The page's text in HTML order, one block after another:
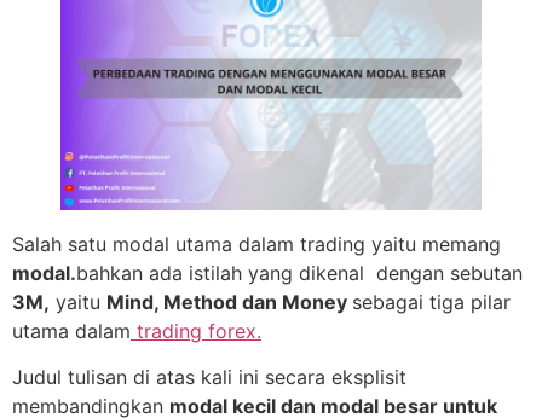
Salah satu modal utama dalam trading yaitu memang
modal.bahkan ada istilah yang dikenal dengan sebutan
3M, yaitu Mind, Method dan Money sebagai tiga pilar
utama dalam trading forex.
Judul tulisan di atas kali ini secara eksplisit
membandingkan modal kecil dan modal besar untuk